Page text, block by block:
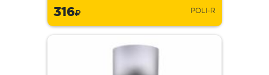
316 POLI-R